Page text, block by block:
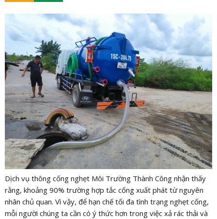
Dịch vụ thông cống nghẹt Môi Trường Thành Công nhận thấy
rằng, khoảng 90% trường hợp tắc cống xuất phát từ nguyên
nhân chủ quan. Vì vậy, để hạn chế tối đa tình trạng nghẹt cống,
mỗi người chúng ta cần có ý thức hơn trong việc xả rác thải và